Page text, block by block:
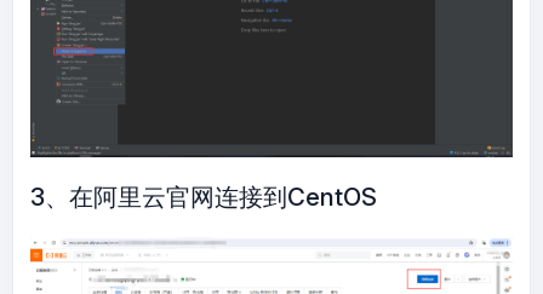
3、在阿里云官网连接到CentOS